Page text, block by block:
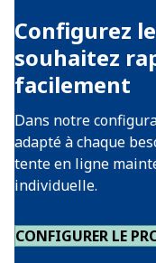
Configurez
souhaitez
facilement
Dans notre
adapté à chaque
tente en ligne
individuelle.
CONFIGURER LE